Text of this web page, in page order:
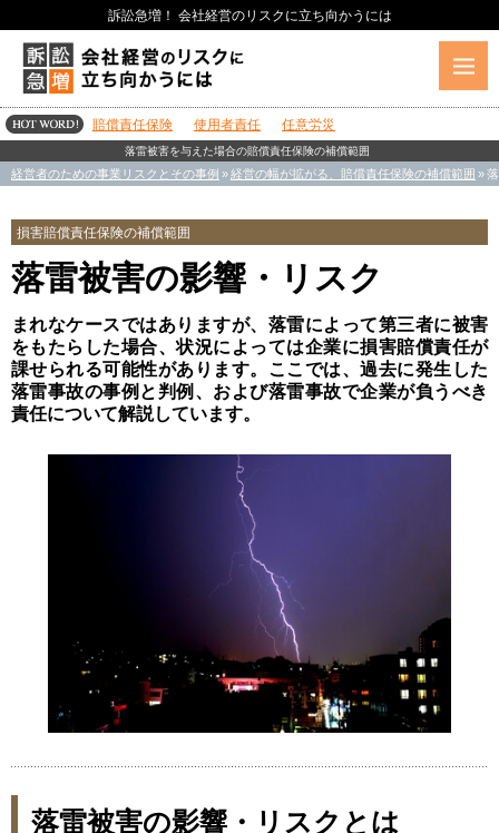
落雷被害を与えた場合の賠償責任保険の補償範囲
訴訟急増！ 会社経営のリスクに立ち向かうには
賠償責任保険 使用者責任 任意労災
経営者のための事業リスクとその事例»経営の幅が拡がる、賠償責任保険の補償範囲»
損害賠償責任保険の補償範囲
落雷被害の影響・リスク
まれなケースではありますが、落雷によって第三者に被害
をもたらした場合、状況によっては企業に損害賠償責任が
課せられる可能性があります。ここでは、過去に発生した
落雷事故の事例と判例、および落雷事故で企業が負うべき
責任について解説しています。
落雷被害の影響・リスクとは